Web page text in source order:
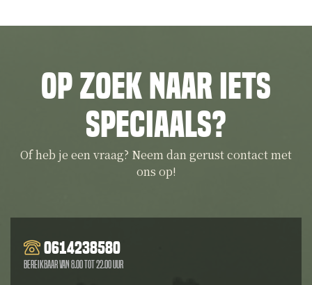
Op zoek naar iets
speciaals?
Of heb je een vraag? Neem dan gerust contact met
ons op!
0614238580
Bereikbaar van 8.00 tot 22.00 uur